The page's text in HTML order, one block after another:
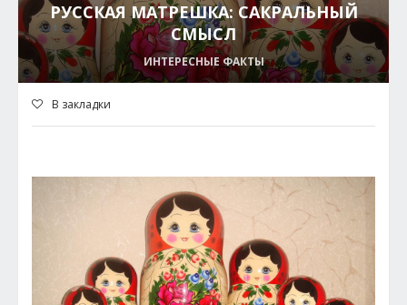
РУССКАЯ МАТРЕШКА: САКРАЛЬНЫЙ
СМЫСЛ
ИНТЕРЕСНЫЕ ФАКТЫ
В закладки